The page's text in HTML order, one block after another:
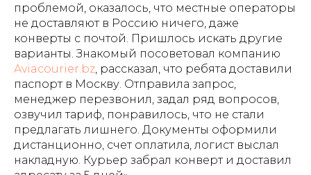
проблемой, оказалось, что местные операторы
не доставляют в Россию ничего, даже
конверты с почтой. Пришлось искать другие
варианты. Знакомый посоветовал компанию
Aviacourier.bz , рассказал, что ребята доставили
паспорт в Москву. Отправила запрос,
менеджер перезвонил, задал ряд вопросов,
озвучил тариф, понравилось, что не стали
предлагать лишнего. Документы оформили
дистанционно, счет оплатила, логист выслал
накладную. Курьер забрал конверт и доставил